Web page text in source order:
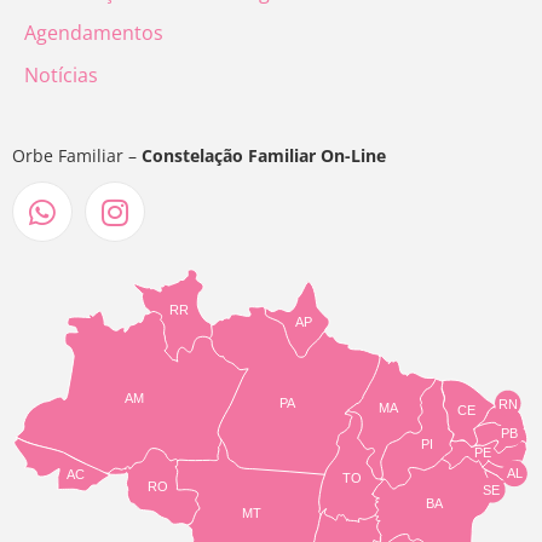
Agendamentos
Notícias
Orbe Familiar – Constelação Familiar On-Line
TO
BA
SE
PE
AL
RN
CE
PI
MA
AP
PA
RR
AM
AC
RO
MT
PB